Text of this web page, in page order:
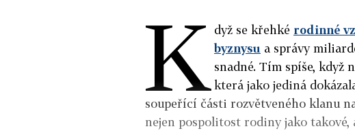
K dyž se křehké rodinné
byznysu a správy
snadné. Tím spíše, když
která jako jediná
soupeřící části rozvětveného klanu
nejen pospolitost rodiny jako